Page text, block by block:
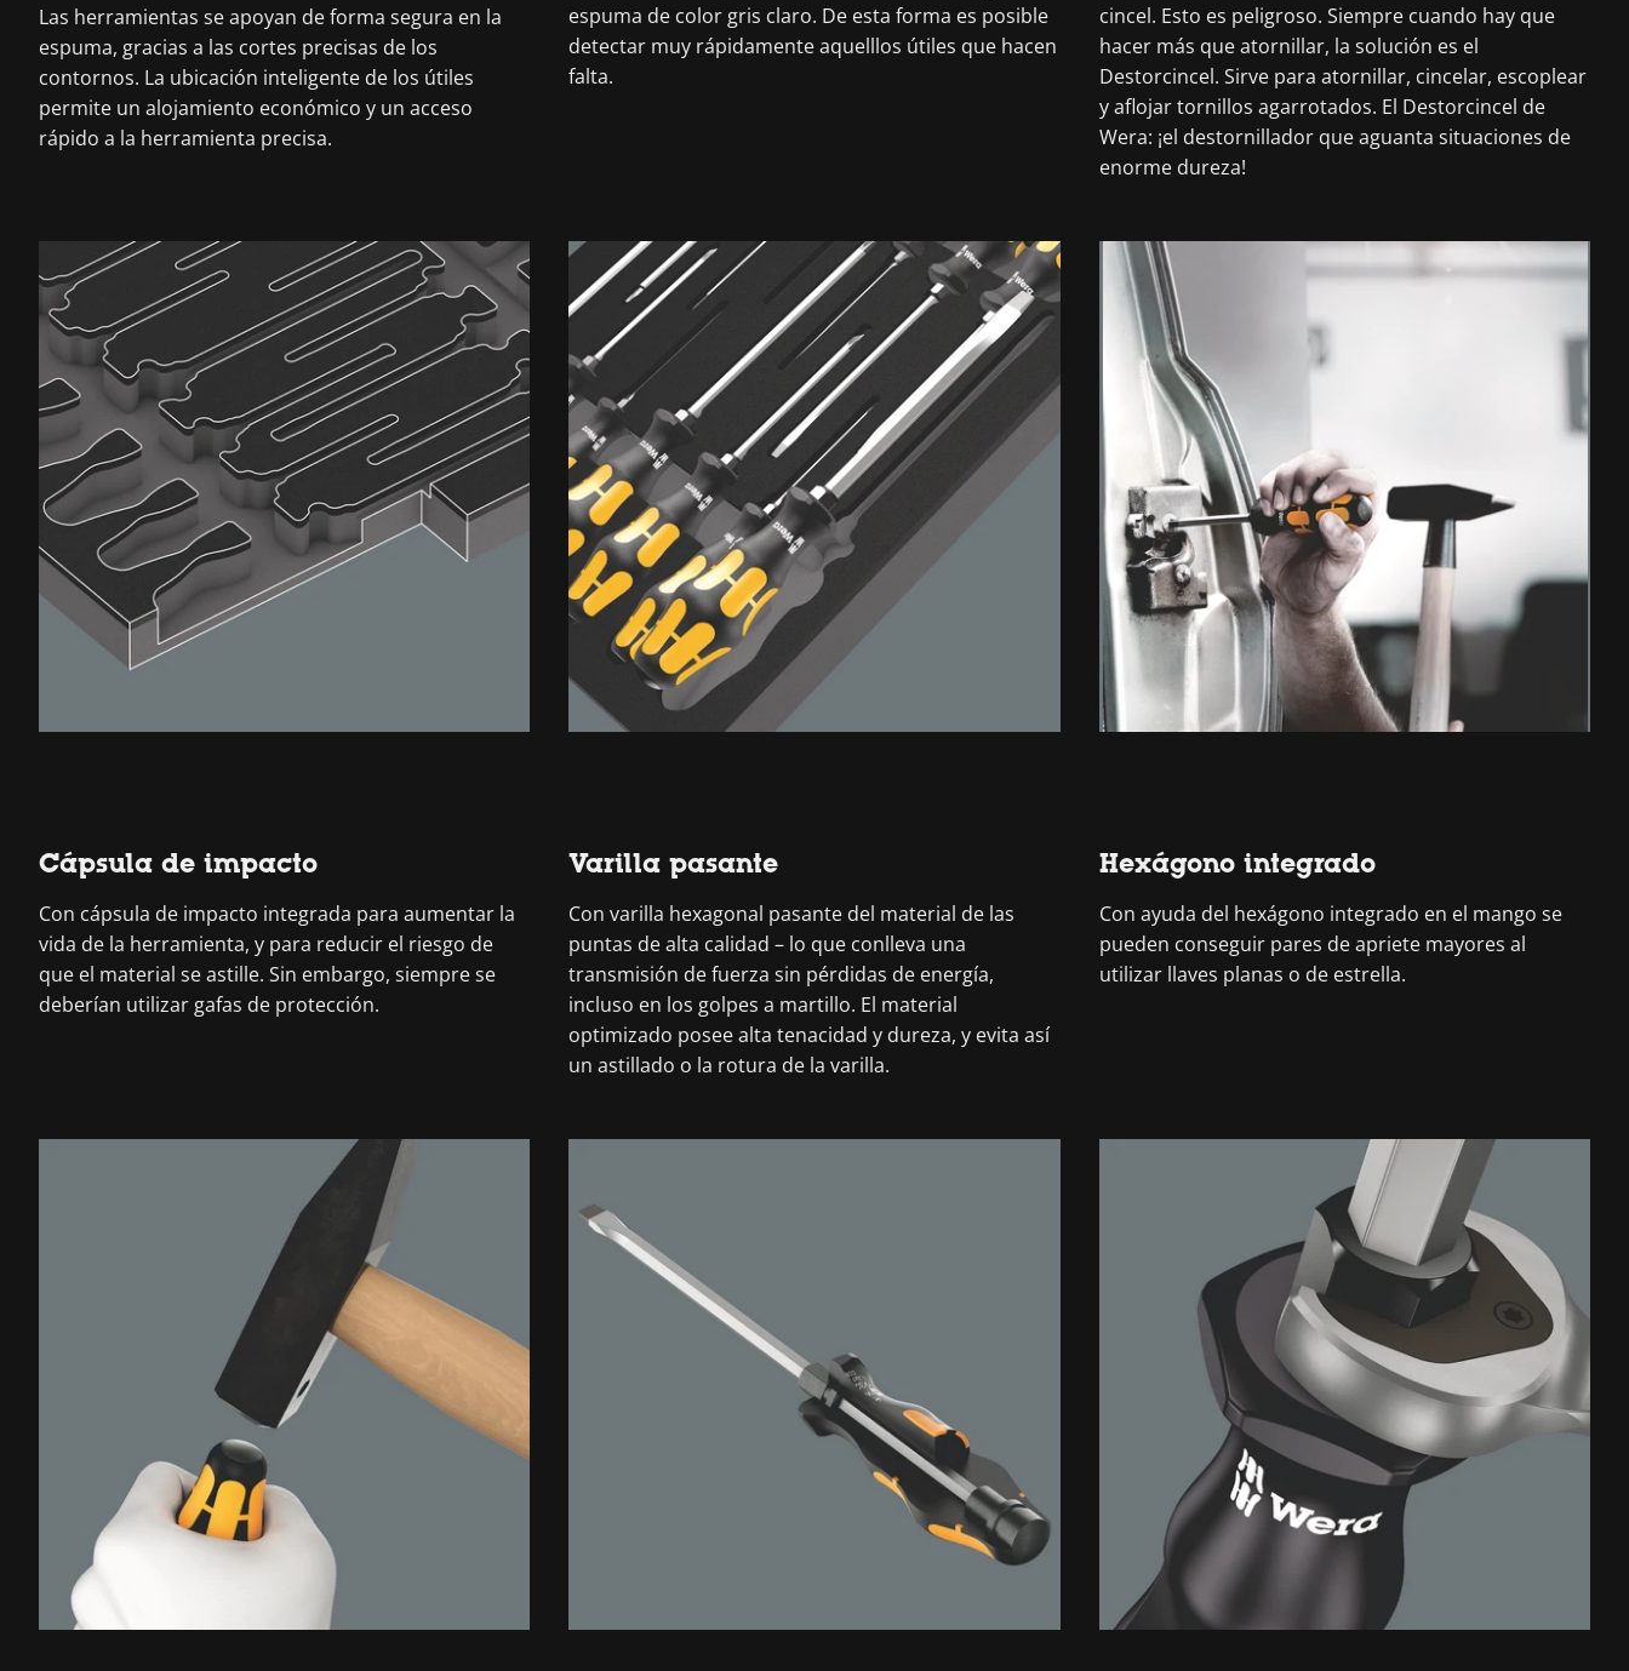
Las herramientas se apoyan de forma segura en la
espuma, gracias a las cortes precisas de los
contornos. La ubicación inteligente de los útiles
permite un alojamiento económico y un acceso
rápido a la herramienta precisa.
espuma de color gris claro. De esta forma es posible
detectar muy rápidamente aquelllos útiles que hacen
falta.
cincel. Esto es peligroso. Siempre cuando hay que
hacer más que atornillar, la solución es el
Destorcincel. Sirve para atornillar, cincelar, escoplear
y aflojar tornillos agarrotados. El Destorcincel de
Wera: ¡el destornillador que aguanta situaciones de
enorme dureza!
Cápsula de impacto
Con cápsula de impacto integrada para aumentar la
vida de la herramienta, y para reducir el riesgo de
que el material se astille. Sin embargo, siempre se
deberían utilizar gafas de protección.
Varilla pasante
Con varilla hexagonal pasante del material de las
puntas de alta calidad – lo que conlleva una
transmisión de fuerza sin pérdidas de energía,
incluso en los golpes a martillo. El material
optimizado posee alta tenacidad y dureza, y evita así
un astillado o la rotura de la varilla.
Hexágono integrado
Con ayuda del hexágono integrado en el mango se
pueden conseguir pares de apriete mayores al
utilizar llaves planas o de estrella.